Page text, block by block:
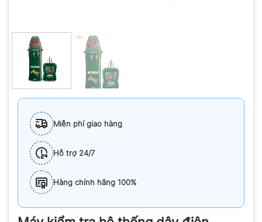
Miễn phí giao hàng
Hỗ trợ 24/7
Hàng chính hãng 100%